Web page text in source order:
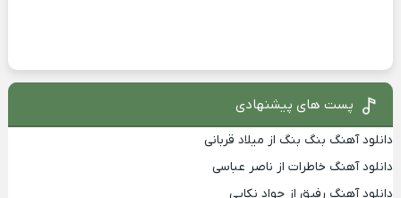
پست های پیشنهادی
دانلود آهنگ بنگ بنگ از میلاد قربانی
دانلود آهنگ خاطرات از ناصر عباسی
دانلود آهنگ رفیق از جواد نکایی